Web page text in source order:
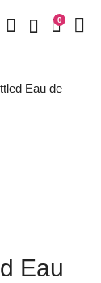
0
Eau de
Eau